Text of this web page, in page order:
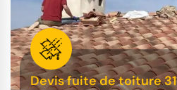
Devis fuite de toiture 31